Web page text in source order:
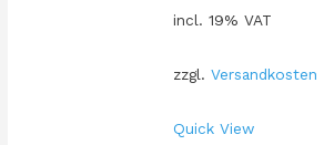
incl. 19% VAT
zzgl. Versandkosten
Quick View